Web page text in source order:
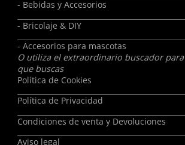
- Bebidas y Accesorios
- Bricolaje & DIY
- Accesorios para mascotas
O utiliza el extraordinario buscador
que buscas
Política de Cookies
Política de Privacidad
Condiciones de venta y Devoluciones
Aviso legal